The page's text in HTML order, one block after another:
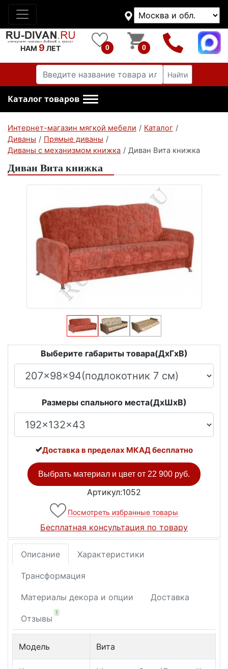
НАМ 9 ЛЕТ 0 0
Найти
Каталог товаров
Интернет-магазин мягкой мебели / Каталог /
Диваны / Прямые диваны /
Диваны с механизмом книжка / Диван Вита книжка
Диван Вита книжка
Выберите габариты товара(ДxГxВ)
Размеры спального места(ДxШxВ)
Доставка в пределах МКАД бесплатно
Выбрать материал и цвет от 22 900 руб.
Артикул:1052
Посмотреть избранные товары
Бесплатная консультация по товару
Описание Характеристики
Трансформация
Материалы декора и опции Доставка
Отзывы
1
Модель Вита